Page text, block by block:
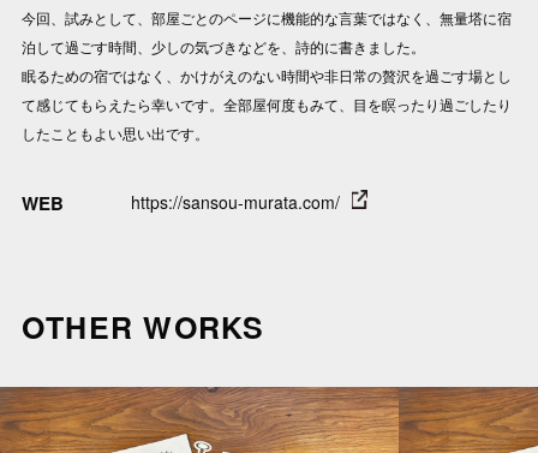
今回、試みとして、部屋ごとのページに機能的な言葉ではなく、無量塔に宿
泊して過ごす時間、少しの気づきなどを、詩的に書きました。
眠るための宿ではなく、かけがえのない時間や非日常の贅沢を過ごす場とし
て感じてもらえたら幸いです。 全部屋何度もみて、目を瞑ったり過ごしたり
したこともよい思い出です。
WEB https://sansou-murata.com/
OTHER WORKS